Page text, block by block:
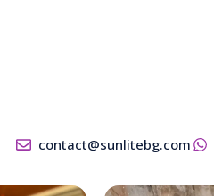
contact@sunlitebg.com